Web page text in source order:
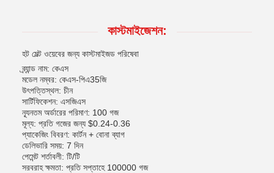
কাস্টমাইজেশন:
হট মেল্ট ওয়েবের জন্য কাস্টমাইজড পরিষেবা
ব্র্যান্ড নাম: কেএস
মডেল নম্বর: কেএস-পিএ35জি
উৎপত্তিস্থল: চীন
সার্টিফিকেশন: এসজিএস
ন্যূনতম অর্ডারের পরিমাণ: 100 গজ
মূল্য: প্রতি গজের জন্য $0.24-0.36
প্যাকেজিং বিবরণ: কার্টন + বোনা ব্যাগ
ডেলিভারি সময়: 7 দিন
পেমেন্ট শর্তাবলী: টি/টি
সরবরাহ ক্ষমতা: প্রতি সপ্তাহে 100000 গজ